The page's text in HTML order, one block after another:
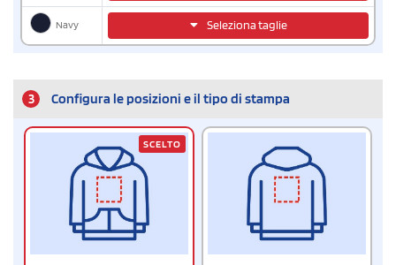
Navy Seleziona taglie
3 Configura le posizioni e il tipo di stampa
SCELTO